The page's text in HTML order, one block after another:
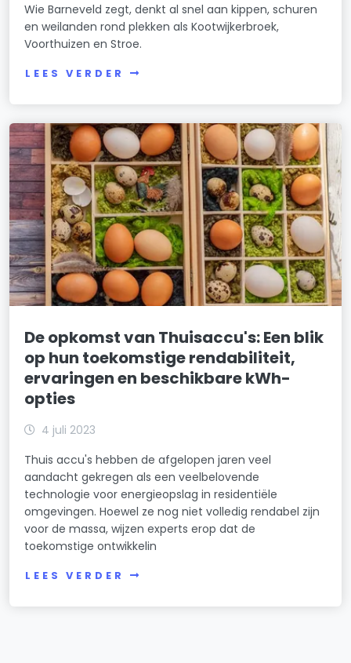
Wie Barneveld zegt, denkt al snel aan kippen, schuren
en weilanden rond plekken als Kootwijkerbroek,
Voorthuizen en Stroe.
LEES VERDER
De opkomst van Thuisaccu's: Een blik
op hun toekomstige rendabiliteit,
ervaringen en beschikbare kWh-
opties
4 juli 2023
Thuis accu's hebben de afgelopen jaren veel
aandacht gekregen als een veelbelovende
technologie voor energieopslag in residentiële
omgevingen. Hoewel ze nog niet volledig rendabel zijn
voor de massa, wijzen experts erop dat de
toekomstige ontwikkelin
LEES VERDER